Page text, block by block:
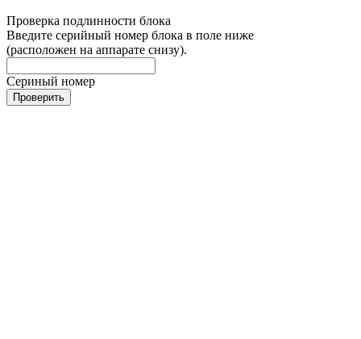
Проверка подлинности блока
Введите серийный номер блока в поле ниже
(расположен на аппарате снизу).
Сериный номер
Проверить